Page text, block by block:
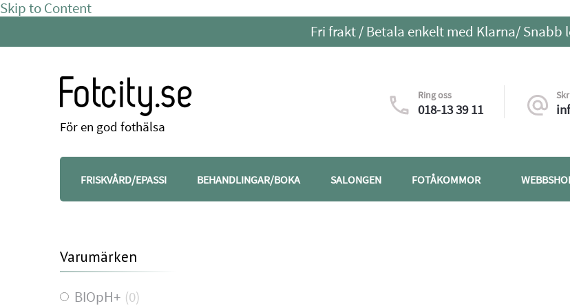
Skip to Content
Fri frakt / Betala enkelt med Klarna/ Snabb
Fotcity.se
För en god fothälsa
Ring oss
018-13 39 11
FRISKVÅRD/EPASSI BEHANDLINGAR/BOKA SALONGEN FOTÅKOMMOR
Varumärken
BIOpH+ (0)